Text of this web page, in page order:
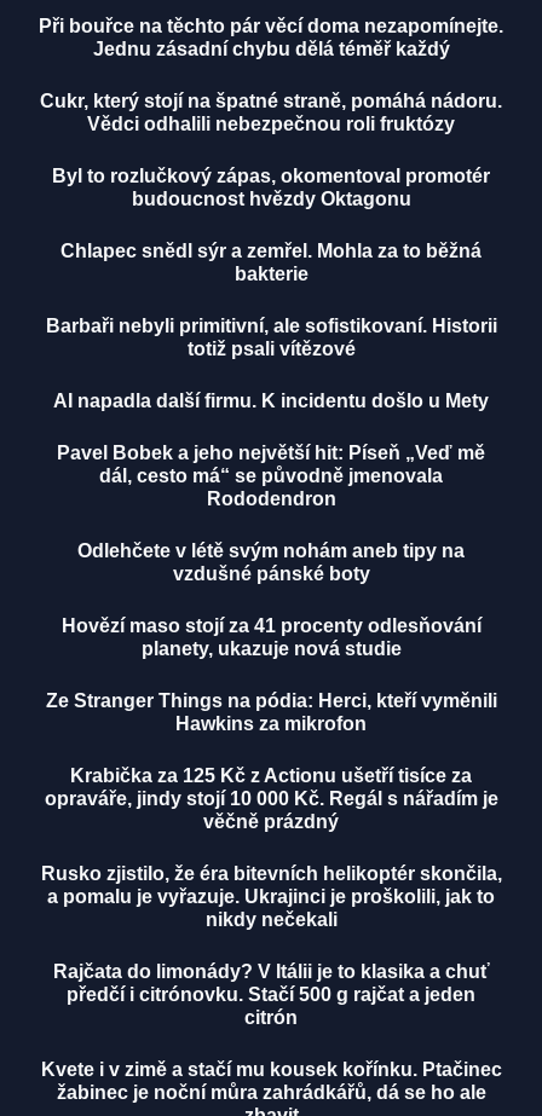
Při bouřce na těchto pár věcí doma nezapomínejte.
Jednu zásadní chybu dělá téměř každý
Cukr, který stojí na špatné straně, pomáhá nádoru.
Vědci odhalili nebezpečnou roli fruktózy
Byl to rozlučkový zápas, okomentoval promotér
budoucnost hvězdy Oktagonu
Chlapec snědl sýr a zemřel. Mohla za to běžná
bakterie
Barbaři nebyli primitivní, ale sofistikovaní. Historii
totiž psali vítězové
AI napadla další firmu. K incidentu došlo u Mety
Pavel Bobek a jeho největší hit: Píseň „Veď mě
dál, cesto má“ se původně jmenovala
Rododendron
Odlehčete v létě svým nohám aneb tipy na
vzdušné pánské boty
Hovězí maso stojí za 41 procenty odlesňování
planety, ukazuje nová studie
Ze Stranger Things na pódia: Herci, kteří vyměnili
Hawkins za mikrofon
Krabička za 125 Kč z Actionu ušetří tisíce za
opraváře, jindy stojí 10 000 Kč. Regál s nářadím je
věčně prázdný
Rusko zjistilo, že éra bitevních helikoptér skončila,
a pomalu je vyřazuje. Ukrajinci je proškolili, jak to
nikdy nečekali
Rajčata do limonády? V Itálii je to klasika a chuť
předčí i citrónovku. Stačí 500 g rajčat a jeden
citrón
Kvete i v zimě a stačí mu kousek kořínku. Ptačinec
žabinec je noční můra zahrádkářů, dá se ho ale